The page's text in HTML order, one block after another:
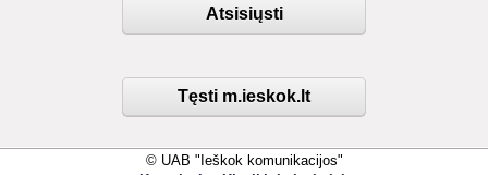
Atsisiųsti
Tęsti m.ieskok.lt
© UAB "Ieškok komunikacijos"